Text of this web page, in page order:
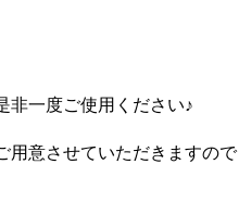
非一度ご使用ください♪
用意させていただきますので